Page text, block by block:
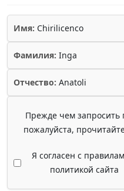
Имя: Chirilicenco
Фамилия: Inga
Отчество: Anatoli
Прежде чем запросить
пожалуйста,
Я согласен с
политикой сайта